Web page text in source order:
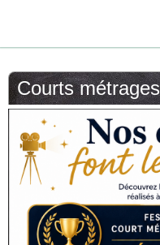
Courts métrages